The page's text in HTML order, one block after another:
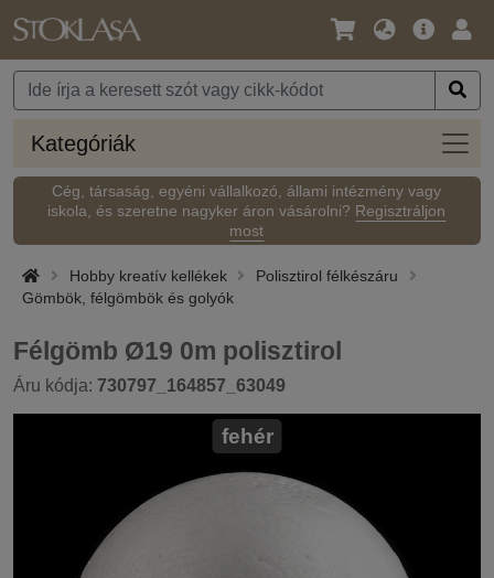
Nyelv
Pénznem
Fő
Kategóriák
Cég, társaság, egyéni vállalkozó, állami intézmény vagy
iskola, és szeretne nagyker áron vásárolni? Regisztráljon
most
Hobby kreatív kellékek
Polisztirol félkészáru
Gömbök, félgömbök és golyók
Félgömb Ø19 0m polisztirol
Áru kódja: 730797_164857_63049
fehér